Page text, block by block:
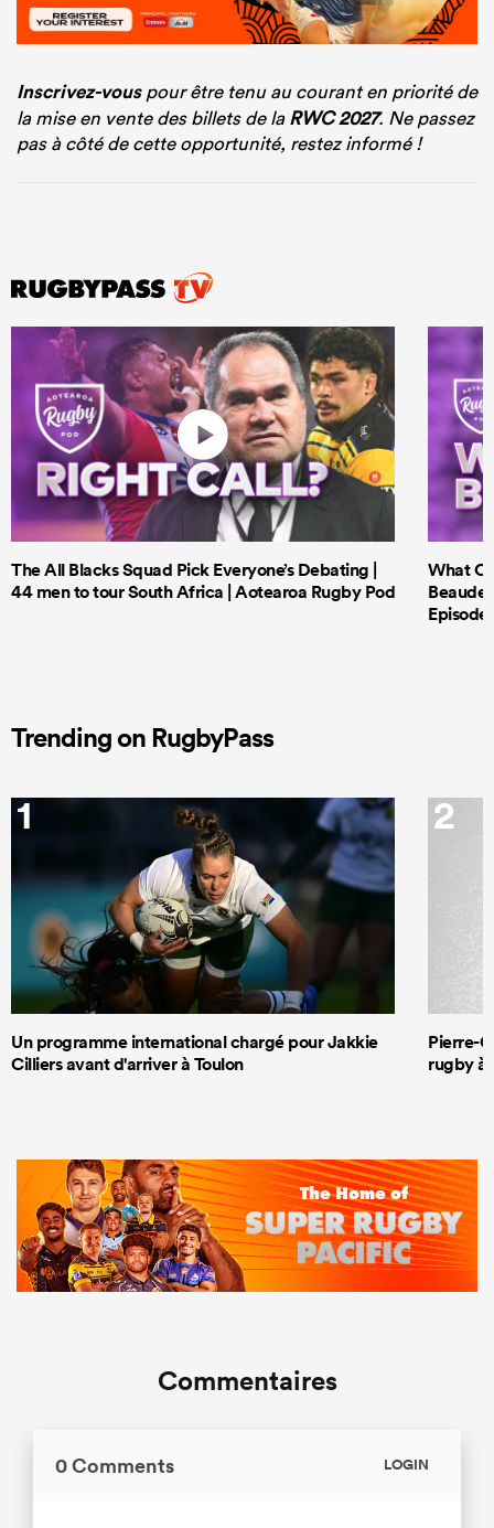
Inscrivez-vouspour être tenu au courant en priorité de
la mise en vente des billets de laRWC 2027. Ne passez
pas à côté de cette opportunité, restez informé !
The All Blacks Squad Pick Everyone’s Debating |
44 men to tour South Africa | Aotearoa Rugby Pod
What
Episode
Trending on RugbyPass
1
Un programme international chargé pour Jakkie
Cilliers avant d'arriver à Toulon
2
Pierre-
rugby à
Commentaires
0 Comments LOGIN